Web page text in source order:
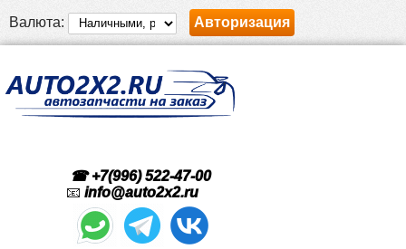
Валюта: Авторизация
☎ +7(996) 522-47-00
📧 info@auto2x2.ru